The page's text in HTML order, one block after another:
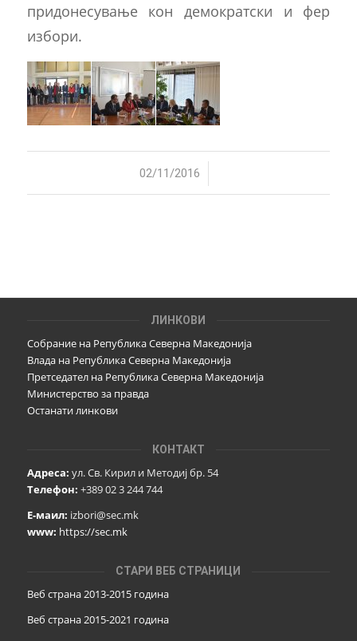
придонесување кон демократски и фер
избори.
02/11/2016
/
ЛИНКОВИ
Собрание на Република Северна Македонија
Влада на Република Северна Македонија
Претседател на Република Северна Македонија
Министерство за правда
Останати линкови
КОНТАКТ
Адреса: ул. Св. Кирил и Методиј бр. 54
Телефон: +389 02 3 244 744
Е-маил: izbori@sec.mk
www: https://sec.mk
СТАРИ ВЕБ СТРАНИЦИ
Веб страна 2013-2015 година
Веб страна 2015-2021 година